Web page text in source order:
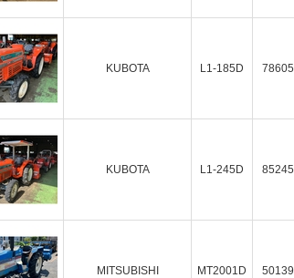
KUBOTA L1-185D 78605
KUBOTA L1-245D 85245
MITSUBISHI MT2001D 50139